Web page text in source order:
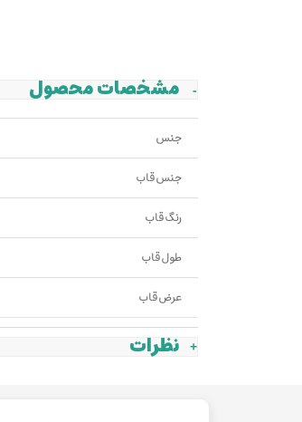
مشخصات محصول
جنس
جنس قاب
رنگ قاب
طول قاب
عرض قاب
نظرات